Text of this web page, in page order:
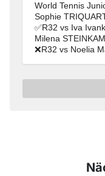
World Tennis
Sophie
✅R32 vs Iva
Milena
❌R32 vs Noelia